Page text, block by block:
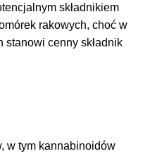
składnikiem
rakowych, choć w
stanowi cenny składnik
w tym kannabinoidów